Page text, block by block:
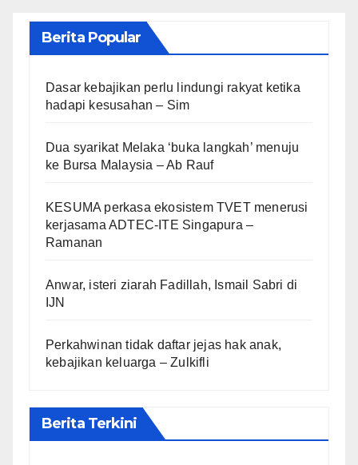
Berita Popular
Dasar kebajikan perlu lindungi rakyat ketika
hadapi kesusahan – Sim
Dua syarikat Melaka ‘buka langkah’ menuju
ke Bursa Malaysia – Ab Rauf
KESUMA perkasa ekosistem TVET menerusi
kerjasama ADTEC-ITE Singapura –
Ramanan
Anwar, isteri ziarah Fadillah, Ismail Sabri di
IJN
Perkahwinan tidak daftar jejas hak anak,
kebajikan keluarga – Zulkifli
Berita Terkini